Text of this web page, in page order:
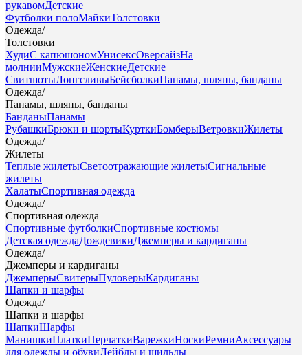
рукавомДетские
Футболки полоМайкиТолстовки
Одежда/
Толстовки
ХудиС капюшономУнисексОверсайзНа
молнииМужскиеЖенскиеДетские
СвитшотыЛонгсливыБейсболкиПанамы, шляпы, банданы
Одежда/
Панамы, шляпы, банданы
БанданыПанамы
РубашкиБрюки и шортыКурткиБомберыВетровкиЖилеты
Одежда/
Жилеты
Теплые жилетыСветоотражающие жилетыСигнальные
жилеты
ХалатыСпортивная одежда
Одежда/
Спортивная одежда
Спортивные футболкиСпортивные костюмы
Детская одеждаДождевикиДжемперы и кардиганы
Одежда/
Джемперы и кардиганы
ДжемперыСвитерыПуловерыКардиганы
Шапки и шарфы
Одежда/
Шапки и шарфы
ШапкиШарфы
МанишкиПлаткиПерчаткиВарежкиНоскиРемниАксессуары
для одежды и обувиЛейблы и шильды